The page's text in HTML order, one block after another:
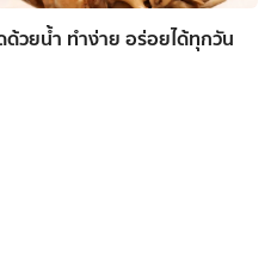
วยน้ำ ทำง่าย อร่อยได้ทุกวัน